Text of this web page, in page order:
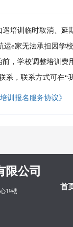
培训临时取消、
运e家无法承担因学
，学校调整培训
系，联系方式可在
训报名服务协议》
限公司
首
19楼